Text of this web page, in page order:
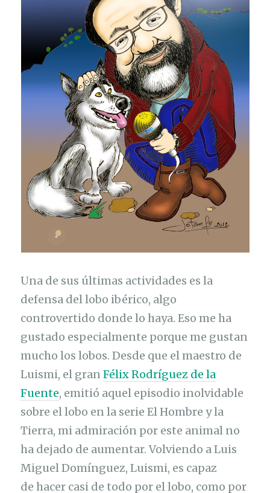
Una de sus últimas actividades es la
defensa del lobo ibérico, algo
controvertido donde lo haya. Eso me ha
gustado especialmente porque me gustan
mucho los lobos. Desde que el maestro de
Luismi, el granFélix Rodríguez de la
Fuente, emitió aquel episodio inolvidable
sobre el lobo en la serie El Hombre y la
Tierra, mi admiración por este animal no
ha dejado de aumentar. Volviendo a Luis
Miguel Domínguez, Luismi, es capaz
de hacer casi de todo por el lobo, como por